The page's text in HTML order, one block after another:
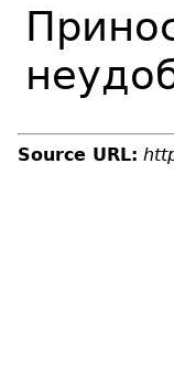
Source URL: